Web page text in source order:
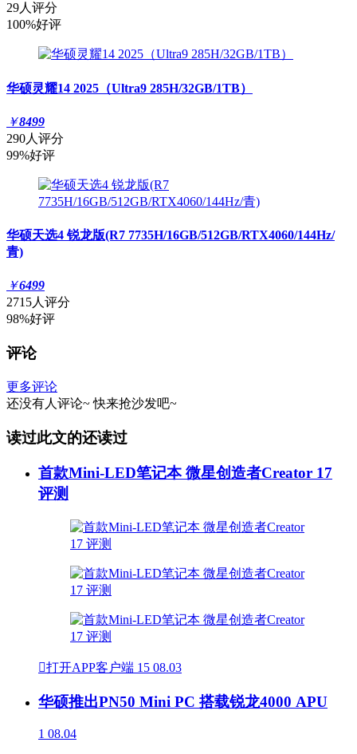
29人评分
100%好评
华硕灵耀14 2025（Ultra9 285H/32GB/1TB）
￥8499
290人评分
99%好评
华硕天选4 锐龙版(R7 7735H/16GB/512GB/RTX4060/144Hz/
青)
￥6499
2715人评分
98%好评
评论
更多评论
还没有人评论~ 快来抢沙发吧~
读过此文的还读过
首款Mini-LED笔记本 微星创造者Creator 17
评测
打开APP客户端 15 08.03
华硕推出PN50 Mini PC 搭载锐龙4000 APU
1 08.04